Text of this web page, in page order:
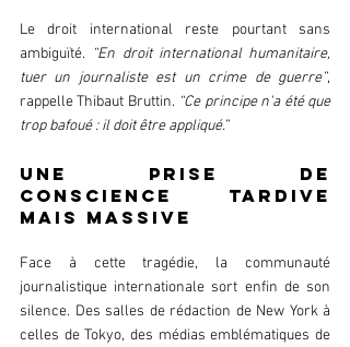
Le droit international reste pourtant sans
ambiguïté. “En droit international humanitaire,
tuer un journaliste est un crime de guerre”,
rappelle Thibaut Bruttin. “Ce principe n'a été que
trop bafoué : il doit être appliqué.”
Une prise de
conscience tardive
mais massive
Face à cette tragédie, la communauté
journalistique internationale sort enfin de son
silence. Des salles de rédaction de New York à
celles de Tokyo, des médias emblématiques de